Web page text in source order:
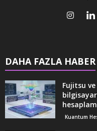
DAHA FAZLA HABER
Fujitsu
Kuantum